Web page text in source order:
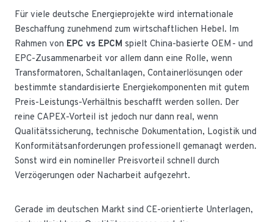
Für viele deutsche Energieprojekte wird internationale
Beschaffung zunehmend zum wirtschaftlichen Hebel. Im
Rahmen von EPC vs EPCM spielt China-basierte OEM- und
EPC-Zusammenarbeit vor allem dann eine Rolle, wenn
Transformatoren, Schaltanlagen, Containerlösungen oder
bestimmte standardisierte Energiekomponenten mit gutem
Preis-Leistungs-Verhältnis beschafft werden sollen. Der
reine CAPEX-Vorteil ist jedoch nur dann real, wenn
Qualitätssicherung, technische Dokumentation, Logistik und
Konformitätsanforderungen professionell gemanagt werden.
Sonst wird ein nomineller Preisvorteil schnell durch
Verzögerungen oder Nacharbeit aufgezehrt.
Gerade im deutschen Markt sind CE-orientierte Unterlagen,